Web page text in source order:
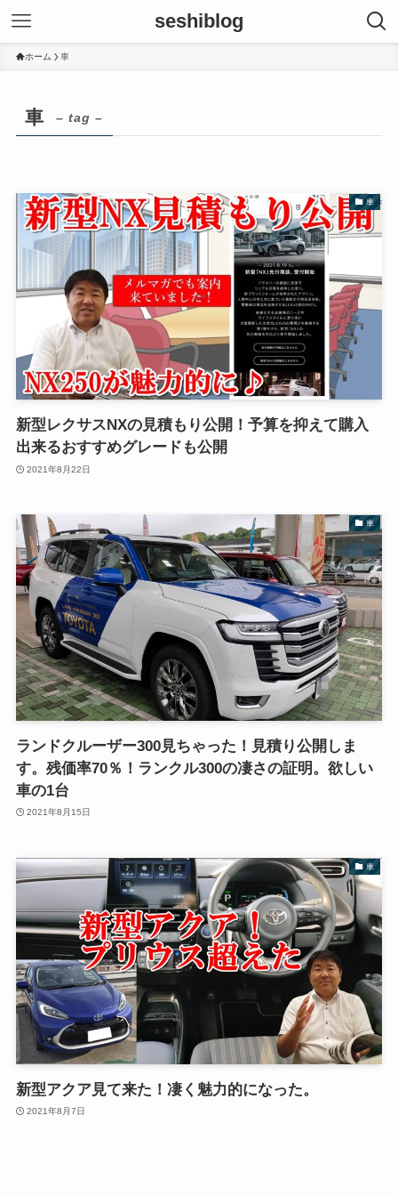
seshiblog
ホーム 車
車 – tag –
車
新型レクサスNXの見積もり公開！予算を抑えて購入
出来るおすすめグレードも公開
2021年8月22日
車
ランドクルーザー300見ちゃった！見積り公開しま
す。残価率70％！ランクル300の凄さの証明。欲しい
車の1台
2021年8月15日
車
新型アクア見て来た！凄く魅力的になった。
2021年8月7日